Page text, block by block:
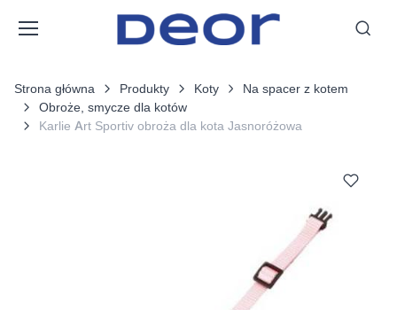
Strona główna Produkty Koty
Na spacer z kotem
Obroże, smycze dla kotów
Karlie Art Sportiv obroża dla kota Jasnoróżowa